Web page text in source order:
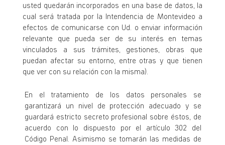
usted quedarán incorporados en una base de datos, la
cual será tratada por la Intendencia de Montevideo a
efectos de comunicarse con Ud. o enviar información
relevante que pueda ser de su interés en temas
vinculados a sus trámites, gestiones, obras que
puedan afectar su entorno, entre otras y que tienen
que ver con su relación con la misma).
En el tratamiento de los datos personales se
garantizará un nivel de protección adecuado y se
guardará estricto secreto profesional sobre éstos, de
acuerdo con lo dispuesto por el artículo 302 del
Código Penal. Asimismo se tomarán las medidas de